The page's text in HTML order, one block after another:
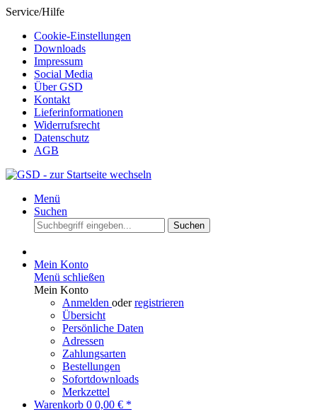
Service/Hilfe
Cookie-Einstellungen
Downloads
Impressum
Social Media
Über GSD
Kontakt
Lieferinformationen
Widerrufsrecht
Datenschutz
AGB
Menü
Suchen
Suchen
Mein Konto
Menü schließen
Mein Konto
Anmelden oderregistrieren
Übersicht
Persönliche Daten
Adressen
Zahlungsarten
Bestellungen
Sofortdownloads
Merkzettel
Warenkorb 0 0,00 € *